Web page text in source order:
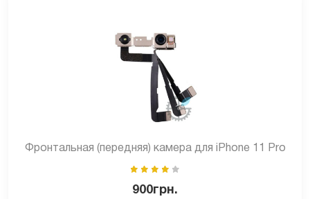
Фронтальная (передняя) камера для iPhone 11 Pro
900грн.